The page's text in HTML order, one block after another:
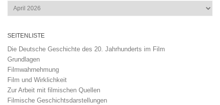
Archiv
SEITENLISTE
Die Deutsche Geschichte des 20. Jahrhunderts im Film
Grundlagen
Filmwahrnehmung
Film und Wirklichkeit
Zur Arbeit mit filmischen Quellen
Filmische Geschichtsdarstellungen